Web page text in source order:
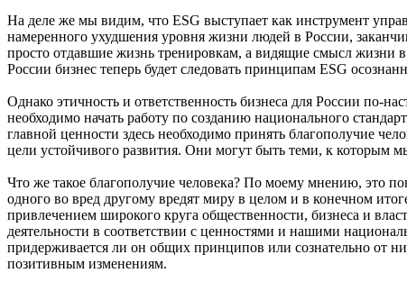
На деле же мы видим, что ESG выступает как инструмент
намеренного ухудшения уровня жизни людей в России,
просто отдавшие жизнь тренировкам, а видящие смысл жизни
России бизнес теперь будет следовать принципам ESG
Однако этичность и ответственность бизнеса для России
необходимо начать работу по созданию национального
главной ценности здесь необходимо принять благополучие
цели устойчивого развития. Они могут быть теми, к
Что же такое благополучие человека? По моему мнению, это
одного во вред другому вредят миру в целом и в конечном
привлечением широкого круга общественности, бизнеса и
деятельности в соответствии с ценностями и нашими
придерживается ли он общих принципов или сознательно от
позитивным изменениям.